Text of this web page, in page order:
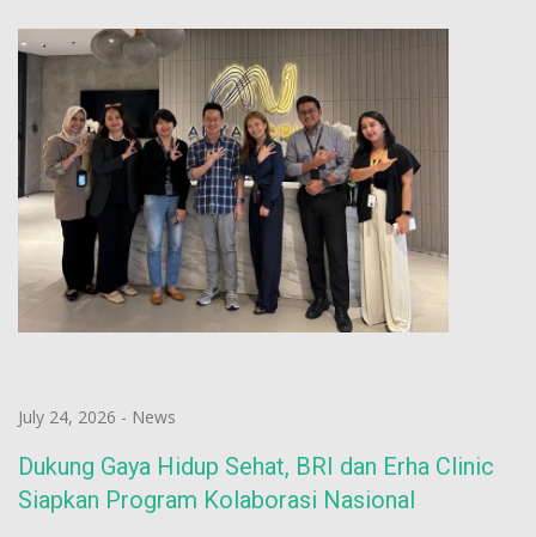
July 24, 2026 - News
Dukung Gaya Hidup Sehat, BRI dan Erha Clinic
Siapkan Program Kolaborasi Nasional